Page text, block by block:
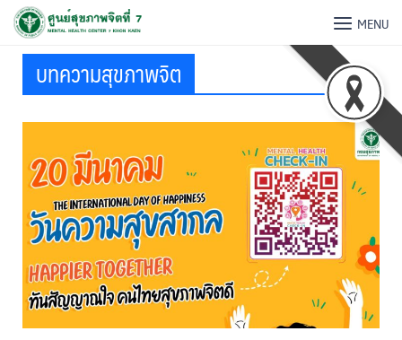
MENU
บทความสุขภาพจิต